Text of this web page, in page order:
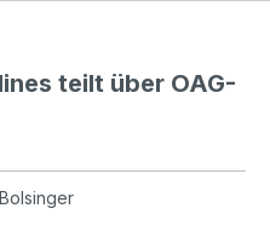
teilt über OAG-